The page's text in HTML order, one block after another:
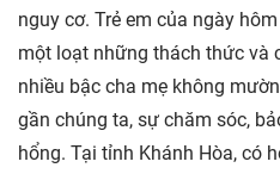
nguy cơ. Trẻ em của ngày
một loạt những thách thức và
nhiều bậc cha mẹ không
gần chúng ta, sự chăm sóc,
hổng. Tại tỉnh Khánh Hòa, có